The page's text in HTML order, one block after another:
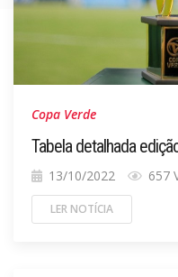
Copa Verde
Tabela detalhada
13/10/2022 657
LER NOTÍCIA